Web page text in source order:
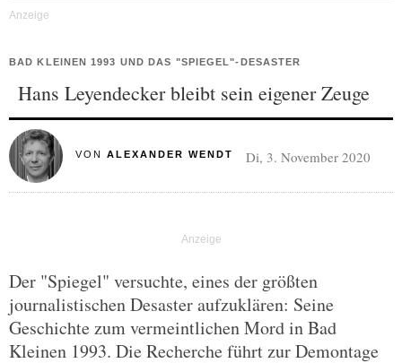
BAD KLEINEN 1993 UND DAS "SPIEGEL"-DESASTER
Hans Leyendecker bleibt sein eigener Zeuge
VON ALEXANDER WENDT Di, 3. November 2020
Der "Spiegel" versuchte, eines der größten
journalistischen Desaster aufzuklären: Seine
Geschichte zum vermeintlichen Mord in Bad
Kleinen 1993. Die Recherche führt zur Demontage